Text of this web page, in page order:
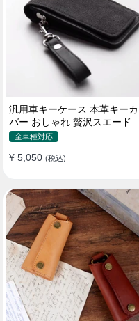
汎用車キーケース 本革キーカ
バー おしゃれ 贅沢スエード 格
好良いデザイン
全車種対応
¥ 5,050 (税込)